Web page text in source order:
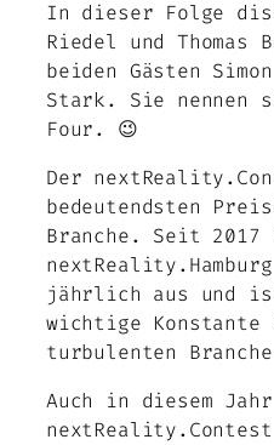
In dieser Folge
Riedel und Thomas
beiden Gästen
Stark. Sie nennen
Four. 😉
Der
bedeutendsten
Branche. Seit
jährlich aus und
wichtige
turbulenten
Auch in diesem